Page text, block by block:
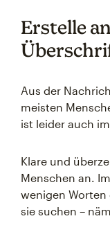
Erstelle
Aus der
meisten
ist leider auch
Klare und
Menschen an.
wenigen
sie suchen –